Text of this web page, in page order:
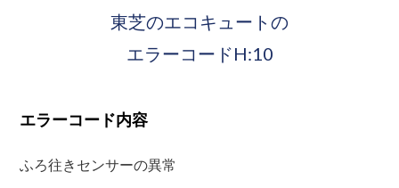
東芝のエコキュートの
エラーコードH:10
エラーコード内容
ふろ往きセンサーの異常